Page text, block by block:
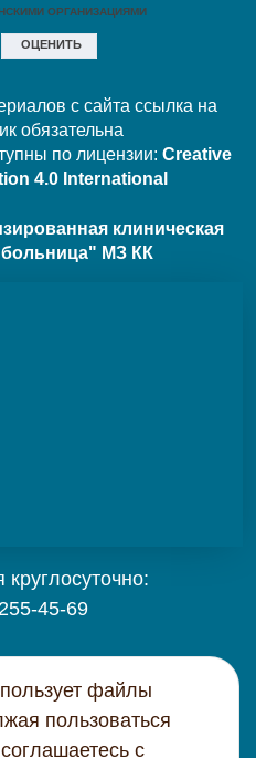
с сайта ссылка на
обязательна
по лицензии: Creative
4.0 International
клиническая
МЗ КК
45-69
информация
файлы
пользоваться
с